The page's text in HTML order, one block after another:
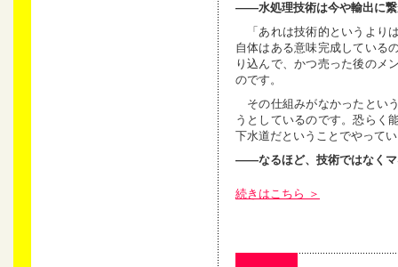
——水処理技術は今や輸出に繋
「あれは技術的というより
自体はある意味完成している
り込んで、かつ売った後のメ
のです。
その仕組みがなかったとい
うとしているのです。恐らく
下水道だということでやって
——なるほど、技術ではなくマ
続きはこちら ＞